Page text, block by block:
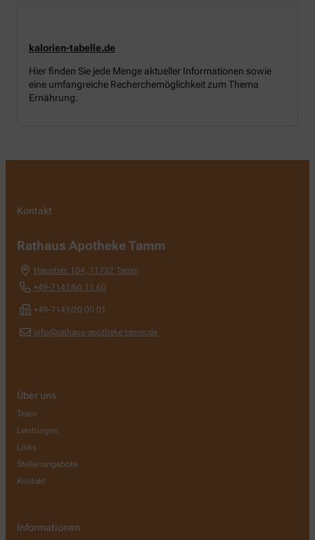
kalorien-tabelle.de
Hier finden Sie jede Menge aktueller Informationen sowie
eine umfangreiche Recherchemöglichkeit zum Thema
Ernährung.
Kontakt
Rathaus Apotheke Tamm
Hauptstr. 104, 71732 Tamm
+49-7141/60 11 60
+49-7141/20 00 01
info@rathaus-apotheke-tamm.de
Über uns
Team
Leistungen
Links
Stellenangebote
Kontakt
Informationen